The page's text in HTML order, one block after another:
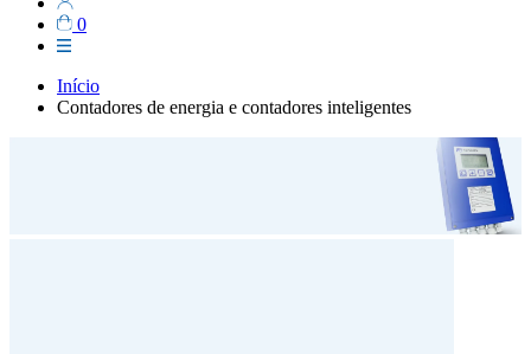
0
Início
Contadores de energia e contadores inteligentes